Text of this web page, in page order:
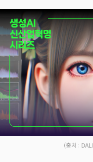
(출처 :